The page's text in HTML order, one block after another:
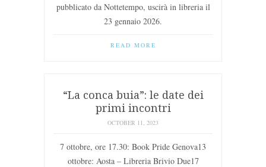
pubblicato da Nottetempo, uscirà in libreria il
23 gennaio 2026.
READ MORE
“La conca buia”: le date dei
primi incontri
OCTOBER 11, 2023
7 ottobre, ore 17.30: Book Pride Genova13
ottobre: Aosta – Libreria Brivio Due17